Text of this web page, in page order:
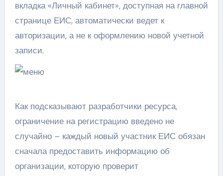
вкладка «Личный кабинет», доступная на главной
странице ЕИС, автоматически ведет к
авторизации, а не к оформлению новой учетной
записи.
Как подсказывают разработчики ресурса,
ограничение на регистрацию введено не
случайно – каждый новый участник ЕИС обязан
сначала предоставить информацию об
организации, которую проверит